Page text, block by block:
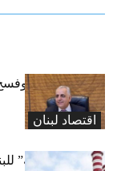
اقتصاد لبنان
كركي: إنذارات
مخالفة
بشرى “كهربائية”